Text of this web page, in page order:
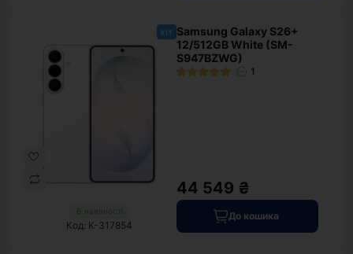
хіт
В наявності
Код: K-317854
Samsung Galaxy S26+
12/512GB White (SM-
S947BZWG)
1
44 549 ₴
До кошика